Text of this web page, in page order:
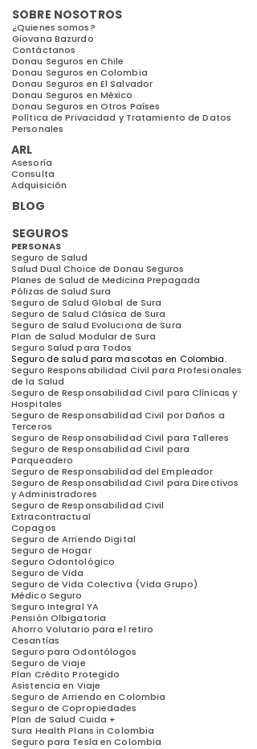
SOBRE NOSOTROS
¿Quienes somos?
Giovana Bazurdo
Contáctanos
Donau Seguros en Chile
Donau Seguros en Colombia
Donau Seguros en El Salvador
Donau Seguros en México
Donau Seguros en Otros Países
Política de Privacidad y Tratamiento de Datos
Personales
ARL
Asesoría
Consulta
Adquisición
BLOG
SEGUROS
PERSONAS
Seguro de Salud
Salud Dual Choice de Donau Seguros
Planes de Salud de Medicina Prepagada
Pólizas de Salud Sura
Seguro de Salud Global de Sura
Seguro de Salud Clásica de Sura
Seguro de Salud Evoluciona de Sura
Plan de Salud Modular de Sura
Seguro Salud para Todos
Seguro de salud para mascotas en Colombia.
Seguro Responsabilidad Civil para Profesionales
de la Salud
Seguro de Responsabilidad Civil para Clínicas y
Hospitales
Seguro de Responsabilidad Civil por Daños a
Terceros
Seguro de Responsabilidad Civil para Talleres
Seguro de Responsabilidad Civil para
Parqueadero
Seguro de Responsabilidad del Empleador
Seguro de Responsabilidad Civil para Directivos
y Administradores
Seguro de Responsabilidad Civil
Extracontractual
Copagos
Seguro de Arriendo Digital
Seguro de Hogar
Seguro Odontológico
Seguro de Vida
Seguro de Vida Colectiva (Vida Grupo)
Médico Seguro
Seguro Integral YA
Pensión Olbigatoria
Ahorro Volutario para el retiro
Cesantías
Seguro para Odontólogos
Seguro de Viaje
Plan Crédito Protegido
Asistencia en Viaje
Seguro de Arriendo en Colombia
Seguro de Copropiedades
Plan de Salud Cuida +
Sura Health Plans in Colombia
Seguro para Tesla en Colombia